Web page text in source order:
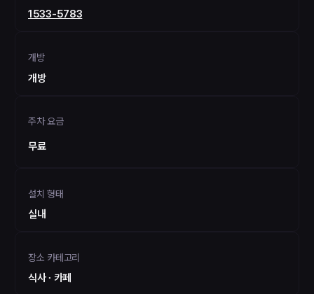
1533-5783
개방
개방
주차 요금
무료
설치 형태
실내
장소 카테고리
식사 ∙ 카페